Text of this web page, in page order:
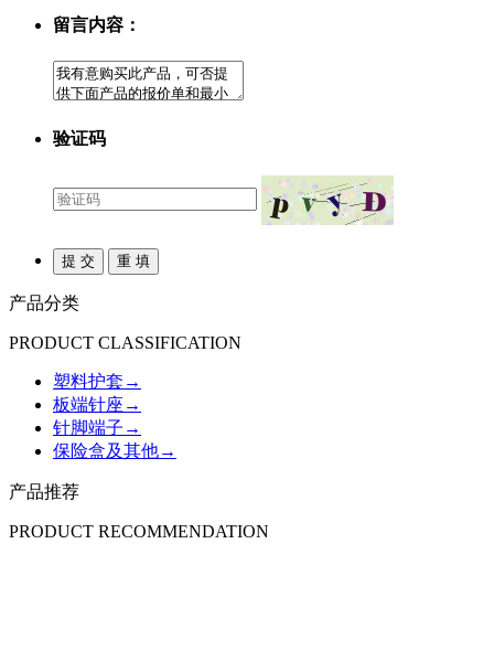
留言内容：
验证码
产品分类
PRODUCT CLASSIFICATION
塑料护套 →
板端针座 →
针脚端子 →
保险盒及其他→
产品推荐
PRODUCT RECOMMENDATION